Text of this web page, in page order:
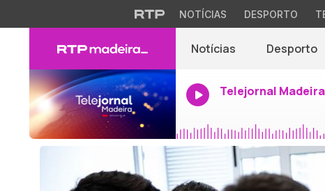
NOTÍCIAS DESPORTO
Notícias Desporto
Telejornal Madeira